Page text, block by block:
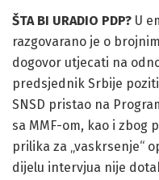
ŠTA BI URADIO PDP? U
razgovarano je o
dogovor utjecati na
predsjednik Srbije
SNSD pristao na
sa MMF-om, kao i zbog
prilika za „vaskrsenje“
dijelu intervjua nije